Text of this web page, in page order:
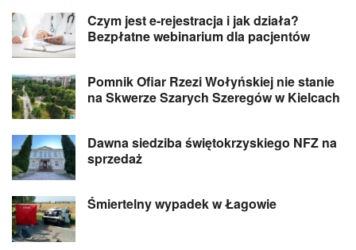
Czym jest e-rejestracja i jak działa?
Bezpłatne webinarium dla pacjentów
Pomnik Ofiar Rzezi Wołyńskiej nie stanie
na Skwerze Szarych Szeregów w Kielcach
Dawna siedziba świętokrzyskiego NFZ na
sprzedaż
Śmiertelny wypadek w Łagowie